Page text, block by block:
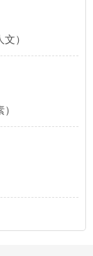
）